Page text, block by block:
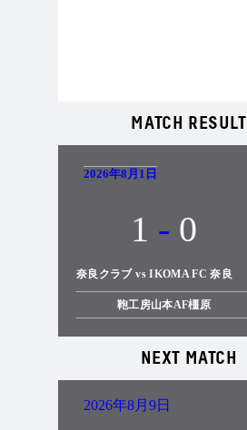
MATCH RESULT
2026年8月1日
1 - 0
鞄工房山本AF橿原
奈良クラブ vs IKOMA FC 奈良
NEXT MATCH
2026年8月9日